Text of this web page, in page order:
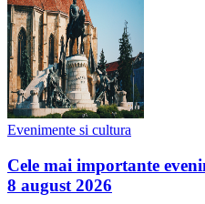
Evenimente si cultura
Cele mai importante
8 august 2026